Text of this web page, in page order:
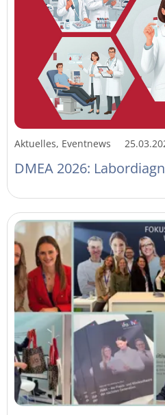
Aktuelles, Eventnews
DMEA 2026: